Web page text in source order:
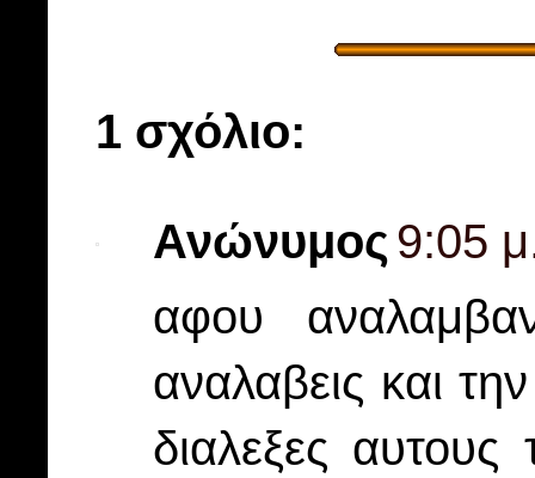
1 σχόλιο:
Ανώνυμος 9:05
αφου
αναλαβεις και
διαλεξες